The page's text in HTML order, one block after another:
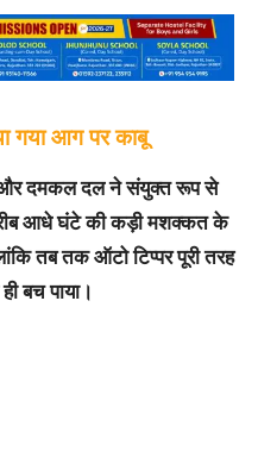
गया आग पर काबू
और दमकल दल ने संयुक्त रूप से
आधे घंटे की कड़ी मशक्कत के
तब तक ऑटो टिप्पर पूरी तरह
बच पाया।